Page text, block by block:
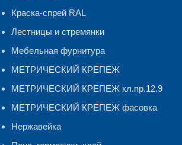
Краска-спрей RAL
Лестницы и стремянки
Мебельная фурнитура
МЕТРИЧЕСКИЙ КРЕПЕЖ
МЕТРИЧЕСКИЙ КРЕПЕЖ кл.пр.12.9
МЕТРИЧЕСКИЙ КРЕПЕЖ фасовка
Нержавейка